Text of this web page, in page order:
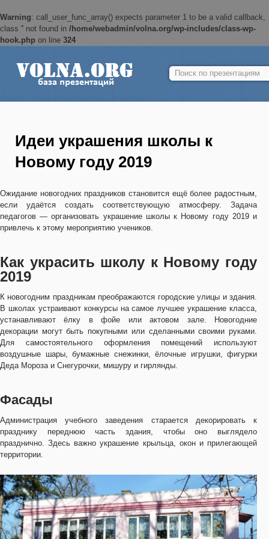
Warning: call_user_func_array() expects parameter 1 to be a valid callback,
class '' not found in /home/webadmin/volna.org/wp-includes/class-wp-
hook.php on line 324
Найти:
Идеи украшения школы к
Новому году 2019
Ожидание новогодних праздников становится ещё более радостным,
если удаётся создать соответствующую атмосферу. Задача
педагогов — организовать украшение школы к Новому году 2019 и
привлечь к этому мероприятию учеников.
Как украсить школу к Новому году
2019
К новогодним праздникам преображаются городские улицы и здания.
В школах устраивают конкурсы на самое лучшее украшение класса,
устанавливают ёлку в фойе или актовом зале. Новогодние
декорации могут быть покупными или сделанными своими руками.
Для самостоятельного оформления помещений используют
воздушные шары, бумажные снежинки, ёлочные игрушки, фигурки
Деда Мороза и Снегурочки, мишуру и гирлянды.
Фасады
Администрация учебного заведения старается декорировать к
празднику переднюю часть здания, чтобы оно выглядело
празднично. Здесь важно украшение крыльца, окон и прилегающей
территории.